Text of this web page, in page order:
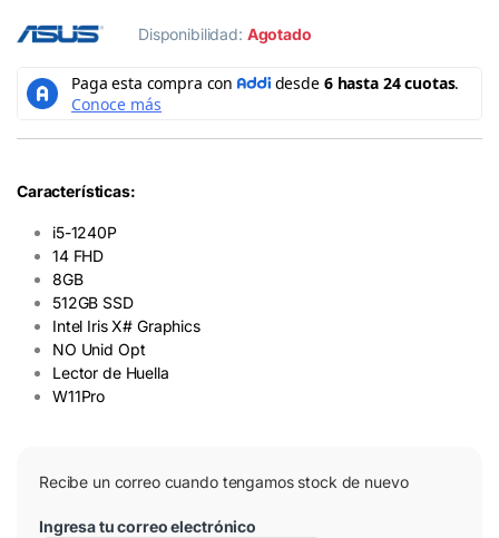
Disponibilidad: Agotado
Características:
i5-1240P
14 FHD
8GB
512GB SSD
Intel Iris X# Graphics
NO Unid Opt
Lector de Huella
W11Pro
Recibe un correo cuando tengamos stock de nuevo
Ingresa tu correo electrónico